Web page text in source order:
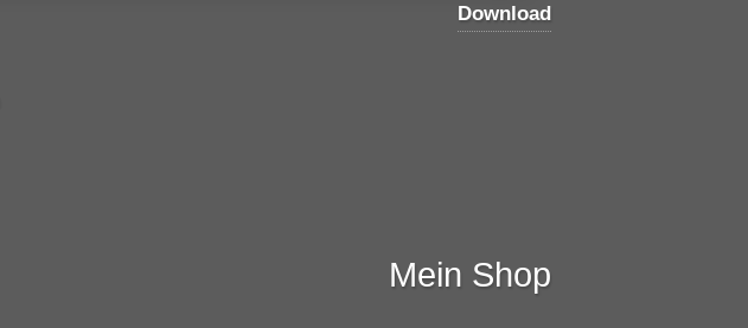
Download
Mein Shop